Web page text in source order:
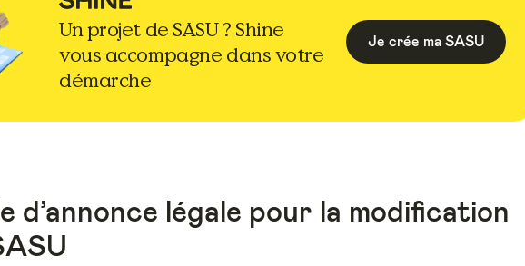
Un projet de SASU ? Shine
vous accompagne dans votre
démarche
Je crée ma SASU
d’annonce légale pour la modification